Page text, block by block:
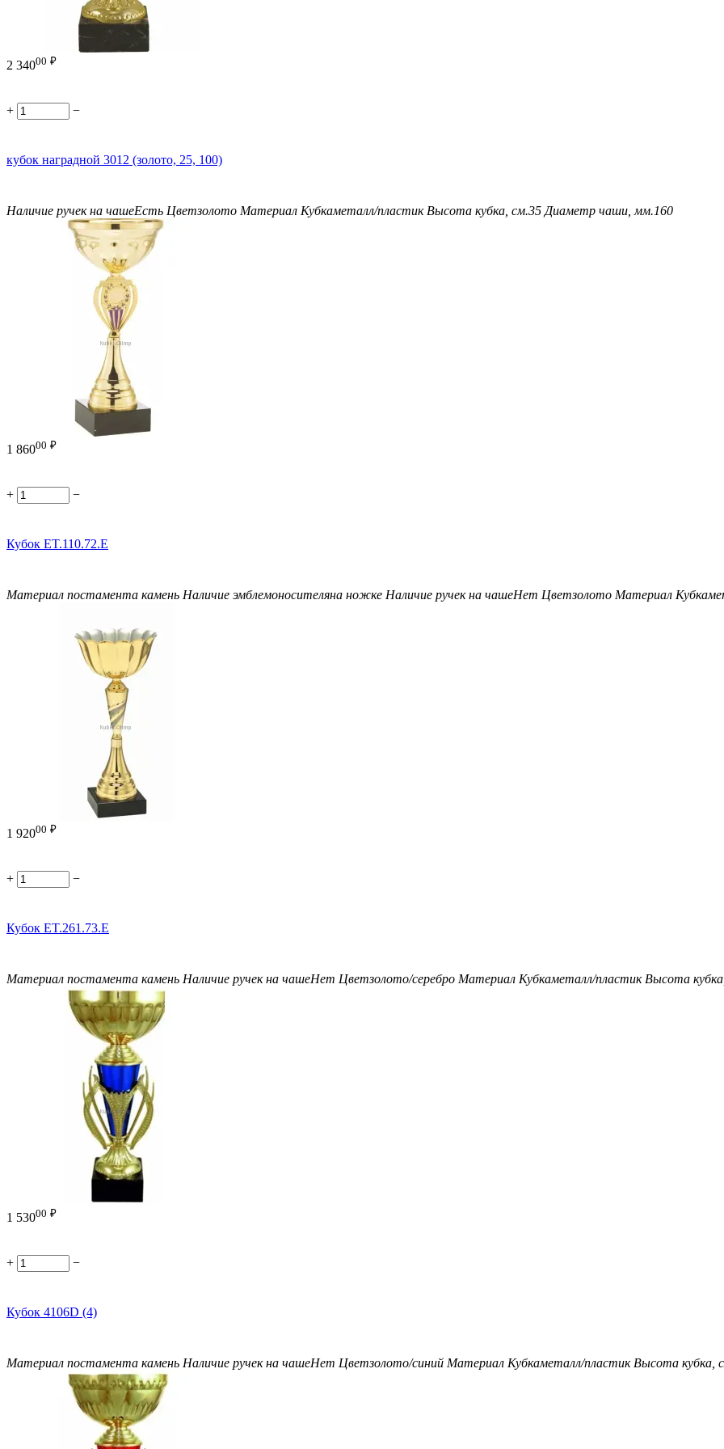
2 34000 ₽
+ −
кубок наградной 3012 (золото, 25, 100)
Наличие ручек на чашеЕсть Цветзолото Материал Кубкаметалл/пластик Высота кубка, см.35 Диаметр чаши, мм.160
1 86000 ₽
+ −
Кубок ET.110.72.E
Материал постамента камень Наличие эмблемоносителяна ножке Наличие ручек на чашеНет Цветзолото Материал Кубка
1 92000 ₽
+ −
Кубок ET.261.73.E
Материал постамента камень Наличие ручек на чашеНет Цветзолото/серебро Материал Кубкаметалл/пластик Высота
1 53000 ₽
+ −
Кубок 4106D (4)
Материал постамента камень Наличие ручек на чашеНет Цветзолото/синий Материал Кубкаметалл/пластик Высота кубка,